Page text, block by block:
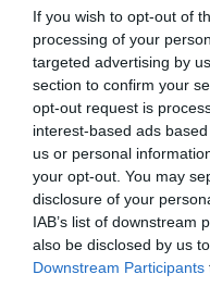
If you wish to opt-out of
processing of your
targeted advertising by
section to confirm your
opt-out request is
interest-based ads
us or personal
your opt-out. You may
disclosure of your
IAB’s list of downstream
also be disclosed by us
Downstream Participants
le personnel ne soit